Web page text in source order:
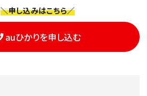
＼申し込みはこちら／
auひかりを申し込む